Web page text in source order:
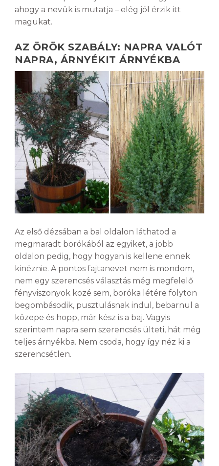
ahogy a nevük is mutatja – elég jól érzik itt
magukat.
AZ ÖRÖK SZABÁLY: NAPRA VALÓT
NAPRA, ÁRNYÉKIT ÁRNYÉKBA
Az első dézsában a bal oldalon láthatod a
megmaradt borókából az egyiket, a jobb
oldalon pedig, hogy hogyan is kellene ennek
kinéznie. A pontos fajtanevet nem is mondom,
nem egy szerencsés választás még megfelelő
fényviszonyok közé sem, boróka létére folyton
begombásodik, pusztulásnak indul, bebarnul a
közepe és hopp, már kész is a baj. Vagyis
szerintem napra sem szerencsés ülteti, hát még
teljes árnyékba. Nem csoda, hogy így néz ki a
szerencsétlen.